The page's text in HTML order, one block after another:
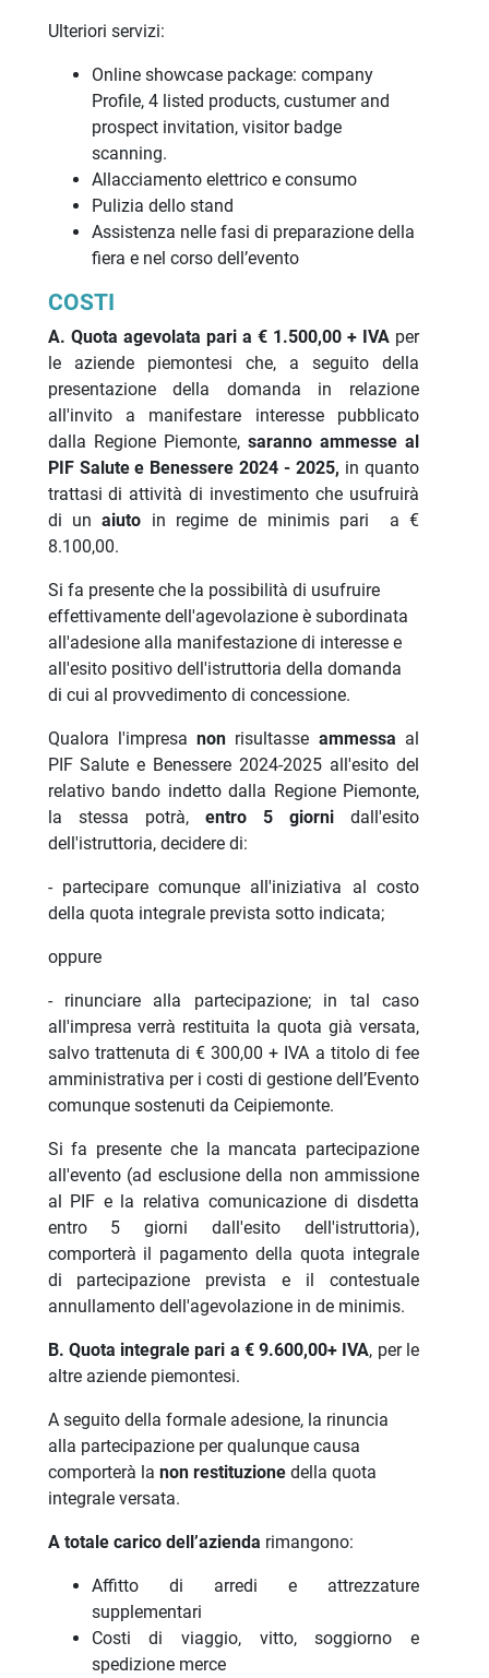
Ulteriori servizi:
Online showcase package: company
Profile, 4 listed products, custumer and
prospect invitation, visitor badge
scanning.
Allacciamento elettrico e consumo
Pulizia dello stand
Assistenza nelle fasi di preparazione della
fiera e nel corso dell’evento
COSTI
A. Quota agevolata pari a € 1.500,00 + IVAper
le aziende piemontesi che, a seguito della
presentazione della domanda in relazione
all'invito a manifestare interesse pubblicato
dalla Regione Piemonte,saranno ammesse al
PIF Salute e Benessere 2024 - 2025, in quanto
trattasi di attività di investimento che usufruirà
di unaiuto in regime de minimis pari a €
8.100,00.
Si fa presente che la possibilità di usufruire
effettivamente dell'agevolazione è subordinata
all'adesione alla manifestazione di interesse e
all'esito positivo dell'istruttoria della domanda
di cui al provvedimento di concessione.
Qualora l'impresanon risultasse ammessa al
PIF Salute e Benessere 2024-2025 all'esito del
relativo bando indetto dalla Regione Piemonte,
la stessa potrà, entro 5 giornidall'esito
dell'istruttoria, decidere di:
- partecipare comunque all'iniziativa al costo
della quota integrale prevista sotto indicata;
oppure
- rinunciare alla partecipazione; in tal caso
all'impresa verrà restituita la quota già versata,
salvo trattenuta di € 300,00 + IVA a titolo di fee
amministrativa per i costi di gestione dell’Evento
comunque sostenuti da Ceipiemonte.
Si fa presente che la mancata partecipazione
all'evento (ad esclusione della non ammissione
al PIF e la relativa comunicazione di disdetta
entro 5 giorni dall'esito dell'istruttoria),
comporterà il pagamento della quota integrale
di partecipazione prevista e il contestuale
annullamento dell'agevolazione in de minimis.
B. Quota integrale pari a € 9.600,00+ IVA, per le
altre aziende piemontesi.
A seguito della formale adesione, la rinuncia
alla partecipazione per qualunque causa
comporterà la non restituzione della quota
integrale versata.
A totale carico dell’azienda rimangono:
Affitto di arredi e attrezzature
supplementari
Costi di viaggio, vitto, soggiorno e
spedizione merce